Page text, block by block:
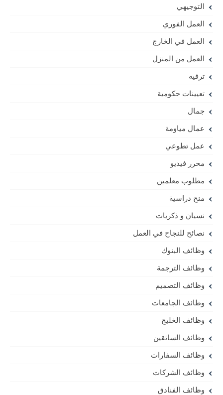
التوجيهي
العمل الفوري
العمل في الخارج
العمل من المنزل
ترفيه
تعيينات حكومية
جمال
عمال مياومة
عمل تطوعي
محرر فيديو
مطلوب معلمين
منح دراسية
نسيان و ذكريات
نصائح للنجاح في العمل
وظائف البنوك
وظائف الترجمة
وظائف التصميم
وظائف الجامعات
وظائف الخليج
وظائف السائقين
وظائف السفارات
وظائف الشركات
وظائف الفنادق